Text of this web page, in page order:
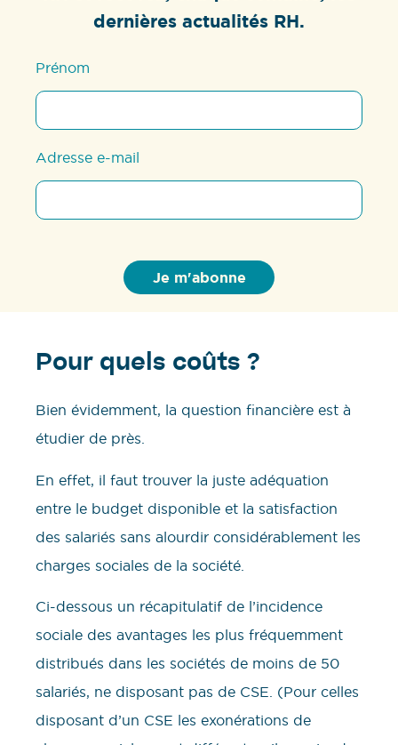
dernières actualités RH.
Prénom
Adresse e-mail
Pour quels coûts ?
Bien évidemment, la question financière est à
étudier de près.
En effet, il faut trouver la juste adéquation
entre le budget disponible et la satisfaction
des salariés sans alourdir considérablement les
charges sociales de la société.
Ci-dessous un récapitulatif de l’incidence
sociale des avantages les plus fréquemment
distribués dans les sociétés de moins de 50
salariés, ne disposant pas de CSE. (Pour celles
disposant d’un CSE les exonérations de